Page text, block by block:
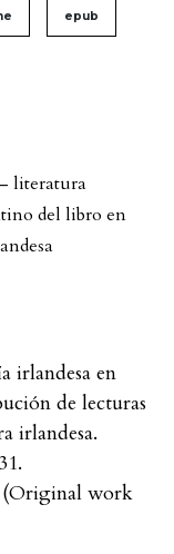
literatura
del libro en
irlandesa en
de lecturas
irlandesa.
(Original work
epub